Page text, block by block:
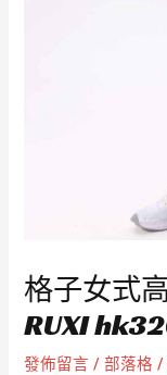
格子女式
RUXI
發佈留言 /部落格 /